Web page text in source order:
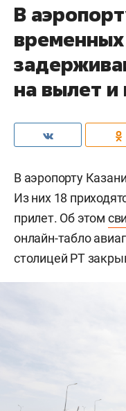
В
на вылет и
В аэропорту
Из них 18
прилет. Об этом
онлайн-табло
столицей РТ